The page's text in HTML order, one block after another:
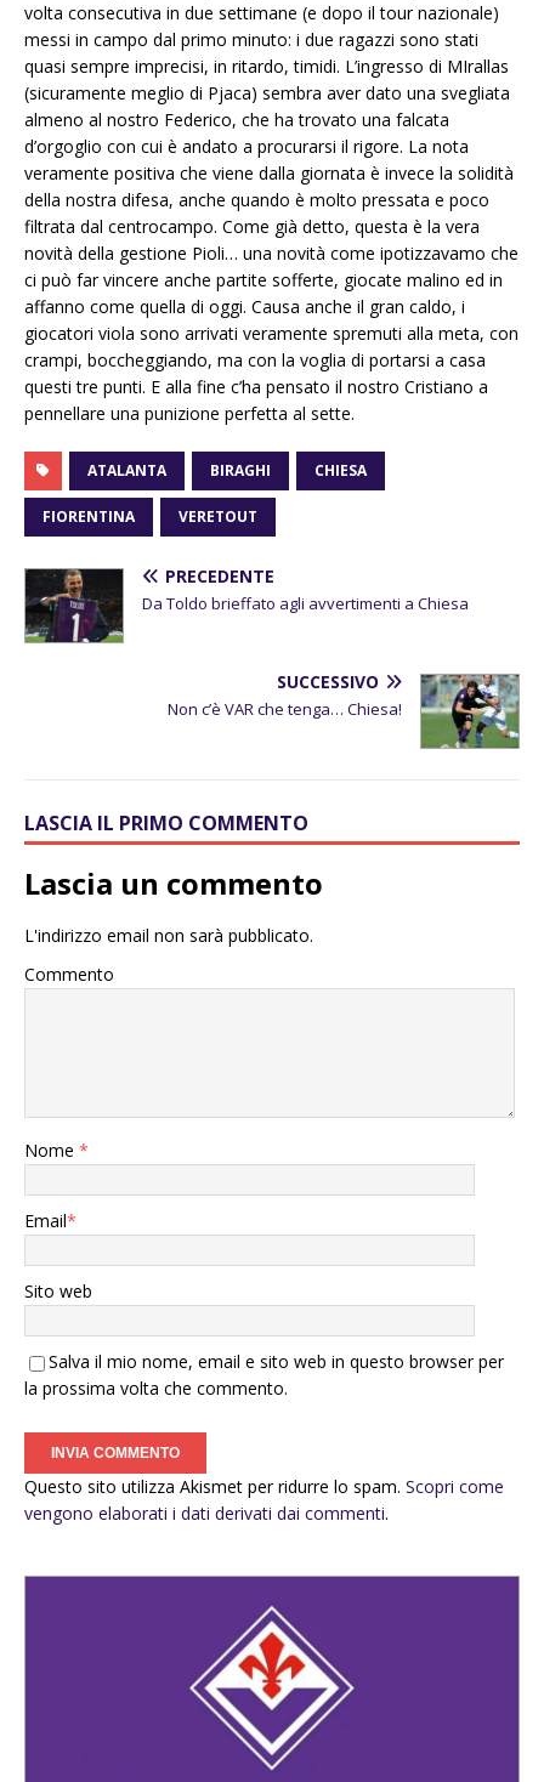
volta consecutiva in due settimane (e dopo il tour nazionale)
messi in campo dal primo minuto: i due ragazzi sono stati
quasi sempre imprecisi, in ritardo, timidi. L’ingresso di MIrallas
(sicuramente meglio di Pjaca) sembra aver dato una svegliata
almeno al nostro Federico, che ha trovato una falcata
d’orgoglio con cui è andato a procurarsi il rigore. La nota
veramente positiva che viene dalla giornata è invece la solidità
della nostra difesa, anche quando è molto pressata e poco
filtrata dal centrocampo. Come già detto, questa è la vera
novità della gestione Pioli… una novità come ipotizzavamo che
ci può far vincere anche partite sofferte, giocate malino ed in
affanno come quella di oggi. Causa anche il gran caldo, i
giocatori viola sono arrivati veramente spremuti alla meta, con
crampi, boccheggiando, ma con la voglia di portarsi a casa
questi tre punti. E alla fine c’ha pensato il nostro Cristiano a
pennellare una punizione perfetta al sette.
ATALANTA BIRAGHI CHIESA
FIORENTINA VERETOUT
PRECEDENTE
Da Toldo brieffato agli avvertimenti a Chiesa
SUCCESSIVO
Non c’è VAR che tenga… Chiesa!
LASCIA IL PRIMO COMMENTO
Lascia un commento
L'indirizzo email non sarà pubblicato.
Commento
Nome *
Email*
Sito web
Salva il mio nome, email e sito web in questo browser per
la prossima volta che commento.
Questo sito utilizza Akismet per ridurre lo spam. Scopri come
vengono elaborati i dati derivati dai commenti.